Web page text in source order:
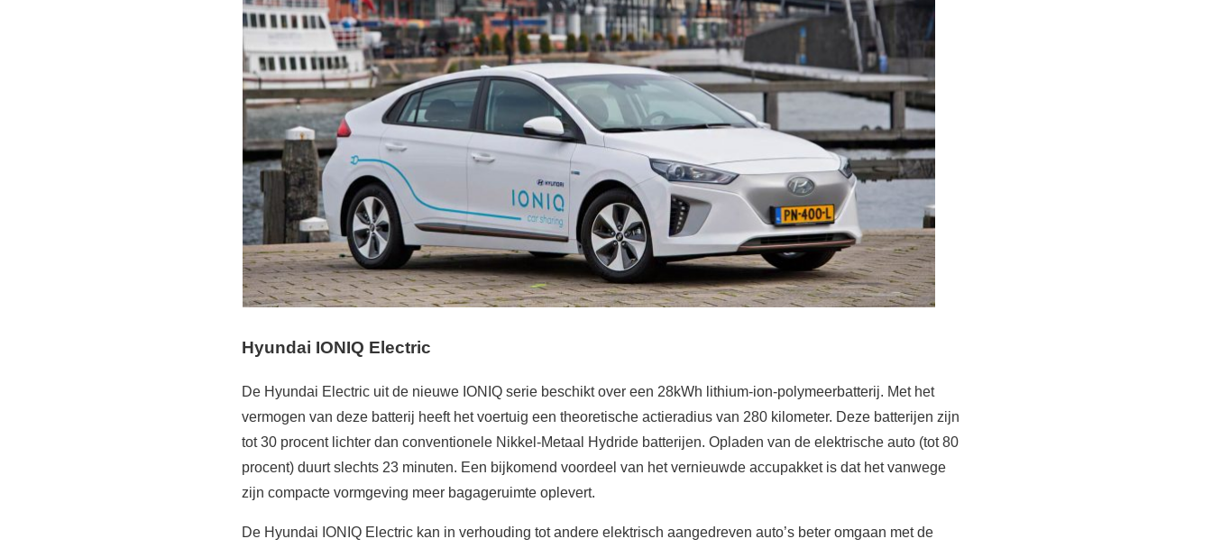
Hyundai IONIQ Electric
De Hyundai Electric uit de nieuwe IONIQ serie beschikt over een 28kWh lithium-ion-polymeerbatterij. Met het
vermogen van deze batterij heeft het voertuig een theoretische actieradius van 280 kilometer. Deze batterijen zijn
tot 30 procent lichter dan conventionele Nikkel-Metaal Hydride batterijen. Opladen van de elektrische auto (tot 80
procent) duurt slechts 23 minuten. Een bijkomend voordeel van het vernieuwde accupakket is dat het vanwege
zijn compacte vormgeving meer bagageruimte oplevert.
De Hyundai IONIQ Electric kan in verhouding tot andere elektrisch aangedreven auto’s beter omgaan met de